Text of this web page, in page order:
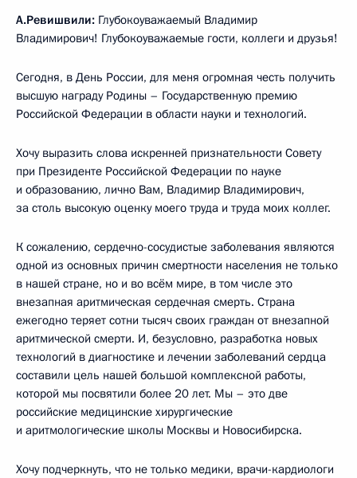
А.Ревишвили: Глубокоуважаемый Владимир
Владимирович! Глубокоуважаемые гости, коллеги и друзья!
Сегодня, в День России, для меня огромная честь получить
высшую награду Родины – Государственную премию
Российской Федерации в области науки и технологий.
Хочу выразить слова искренней признательности Совету
при Президенте Российской Федерации по науке
и образованию, лично Вам, Владимир Владимирович,
за столь высокую оценку моего труда и труда моих коллег.
К сожалению, сердечно-сосудистые заболевания являются
одной из основных причин смертности населения не только
в нашей стране, но и во всём мире, в том числе это
внезапная аритмическая сердечная смерть. Страна
ежегодно теряет сотни тысяч своих граждан от внезапной
аритмической смерти. И, безусловно, разработка новых
технологий в диагностике и лечении заболеваний сердца
составили цель нашей большой комплексной работы,
которой мы посвятили более 20 лет. Мы – это две
российские медицинские хирургические
и аритмологические школы Москвы и Новосибирска.
Хочу подчеркнуть, что не только медики, врачи-кардиологи